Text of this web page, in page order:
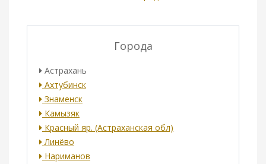
Города
Астрахань
Ахтубинск
Знаменск
Камызяк
Красный яр. (Астраханская обл)
Линёво
Нариманов